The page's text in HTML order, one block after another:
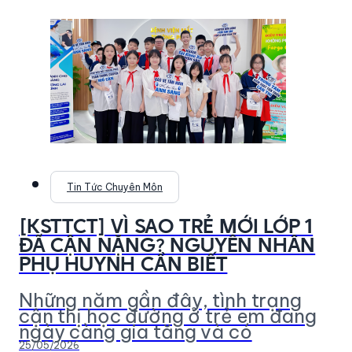
Tin Tức Chuyên Môn
[KSTTCT] VÌ SAO TRẺ MỚI LỚP 1
ĐÃ CẬN NẶNG? NGUYÊN NHÂN
PHỤ HUYNH CẦN BIẾT
Những năm gần đây, tình trạng
cận thị học đường ở trẻ em đang
ngày càng gia tăng và có
25/05/2026